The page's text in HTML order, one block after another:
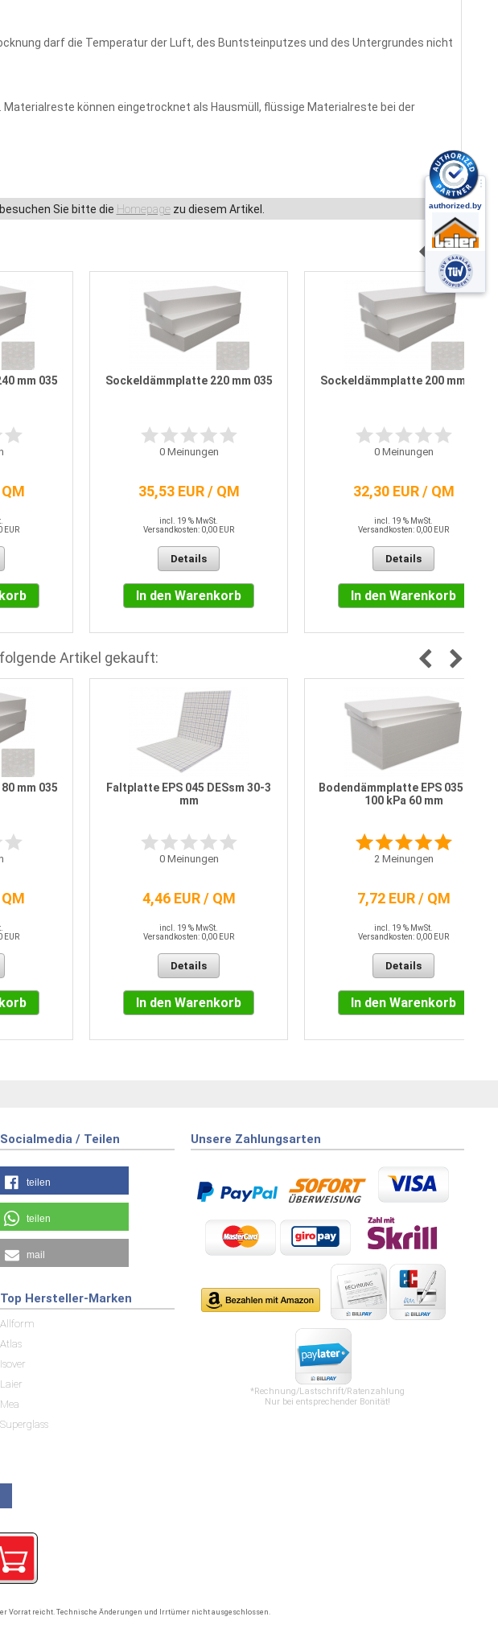
darf die Temperatur der Luft, des Buntsteinputzes und des Untergrundes nicht
können eingetrocknet als Hausmüll, flüssige Materialreste bei der
Sie bitte die Homepagezu diesem Artikel.
mm 035
EUR
Sockeldämmplatte 220 mm 035
0Meinungen
35,53 EUR / QM
incl. 19 % MwSt.
Versandkosten: 0,00 EUR
Details
In den Warenkorb
Sockeldämmplatte 200 mm 035
0Meinungen
32,30 EUR / QM
incl. 19 % MwSt.
Versandkosten: 0,00 EUR
Details
In den Warenkorb
Artikel gekauft:
mm 035
EUR
Faltplatte EPS 045 DESsm 30-3
mm
0Meinungen
4,46 EUR / QM
incl. 19 % MwSt.
Versandkosten: 0,00 EUR
Details
In den Warenkorb
Bodendämmplatte EPS 035 DEO
100 kPa 60 mm
2 Meinungen
7,72 EUR / QM
incl. 19 % MwSt.
Versandkosten: 0,00 EUR
Details
In den Warenkorb
Socialmedia / Teilen
teilen
teilen
mail
Unsere Zahlungsarten
*Rechnung/Lastschrift/Ratenzahlung
Nur bei entsprechender Bonität!
Top Hersteller-Marken
Allform
Atlas
Isover
Laier
Mea
Superglass
Vorrat reicht. Technische Änderungen und Irrtümer nicht ausgeschlossen.